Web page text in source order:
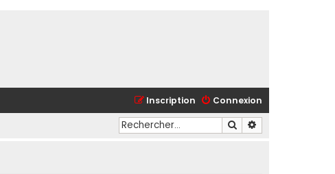
Connexion
Inscription
Rechercher